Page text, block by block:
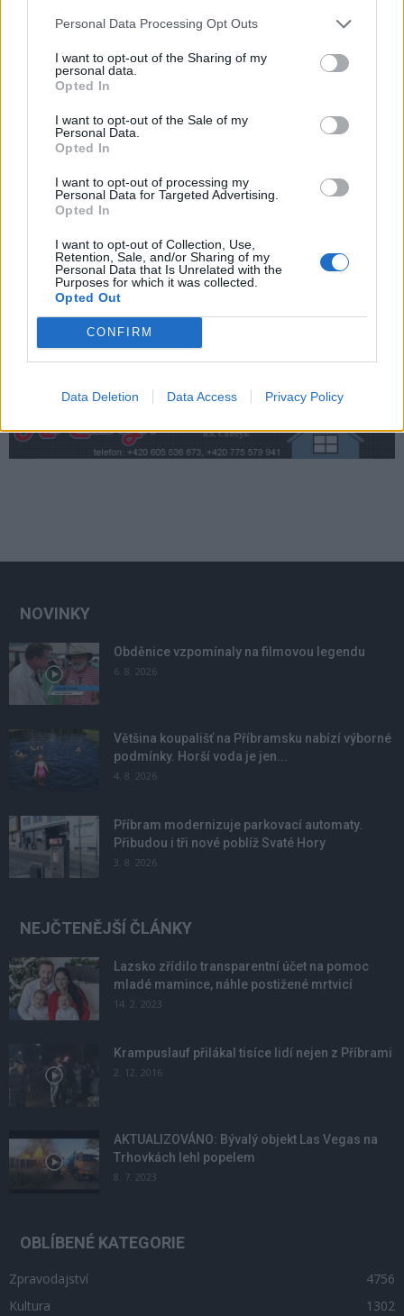
Personal Data Processing Opt Outs
I want to opt-out of the Sharing of my
personal data.
Opted In
I want to opt-out of the Sale of my
Personal Data.
Opted In
I want to opt-out of processing my
Personal Data for Targeted Advertising.
Opted In
I want to opt-out of Collection, Use,
Retention, Sale, and/or Sharing of my
Personal Data that Is Unrelated with the
Purposes for which it was collected.
Opted Out
CONFIRM
Data Deletion Data Access Privacy Policy
Zpravodajství
výborné podmínky. Horší voda je jen na
Živohošti
Zpravodajství
Přibudou i tři nové poblíž Svaté Hory
Středočeský kraj upravil pravidla soutěže.
Obce nově získají body i za předcházení
NOVINKY
Obděnice vzpomínaly na filmovou legendu
6. 8. 2026
Většina koupališť na Příbramsku nabízí výborné
podmínky. Horší voda je jen...
4. 8. 2026
Příbram modernizuje parkovací automaty.
Přibudou i tři nové poblíž Svaté Hory
3. 8. 2026
NEJČTENĚJŠÍ ČLÁNKY
Lazsko zřídilo transparentní účet na pomoc
mladé mamince, náhle postižené mrtvicí
14. 2. 2023
Krampuslauf přilákal tisíce lidí nejen z Příbrami
2. 12. 2016
AKTUALIZOVÁNO: Bývalý objekt Las Vegas na
Trhovkách lehl popelem
8. 7. 2023
OBLÍBENÉ KATEGORIE
Zpravodajství
4756
Kultura
1302